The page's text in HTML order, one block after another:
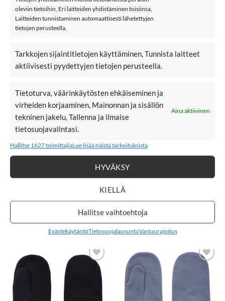
oleviin tietoihin, Eri laitteiden yhdistäminen toisiinsa,
Laitteiden tunnistaminen automaattisesti lähetettyjen
tietojen perusteella.
Tarkkojen sijaintitietojen käyttäminen, Tunnista laitteet
aktiivisesti pyydettyjen tietojen perusteella.
Tietoturva, väärinkäytösten ehkäiseminen ja
virheiden korjaaminen, Mainonnan ja sisällön
tekninen jakelu, Tallenna ja ilmaise
tietosuojavalintasi.
Aina aktiivinen
Hallitse 1627 toimittajiaLue lisää näistä tarkoituksista
HYVÄKSY
KIELLÄ
Hallitse vaihtoehtoja
EvästekäytäntöTietosuojalausuntoVastuurajoitus
name it
Kokotaulukko
SUOSIKKEIHIN
NMMWILLIT
Folkstone Gray
18,99€
NAME IT NMNWILLIT
ENNAKKOTILAUS
Black
Katso myös päähineitä ja käsineitä
SUOSIKKEIHIN
SUOSIKKEIHIN